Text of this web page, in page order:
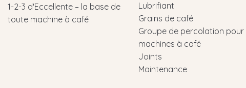
1-2-3 d'Eccellente – la base de
toute machine à café
Lubrifiant
Grains de café
Groupe de percolation pour
machines à café
Joints
Maintenance